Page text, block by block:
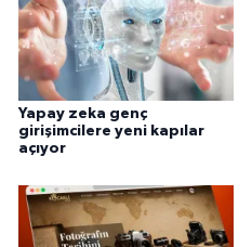
Yapay zeka genç
girişimcilere yeni kapılar
açıyor